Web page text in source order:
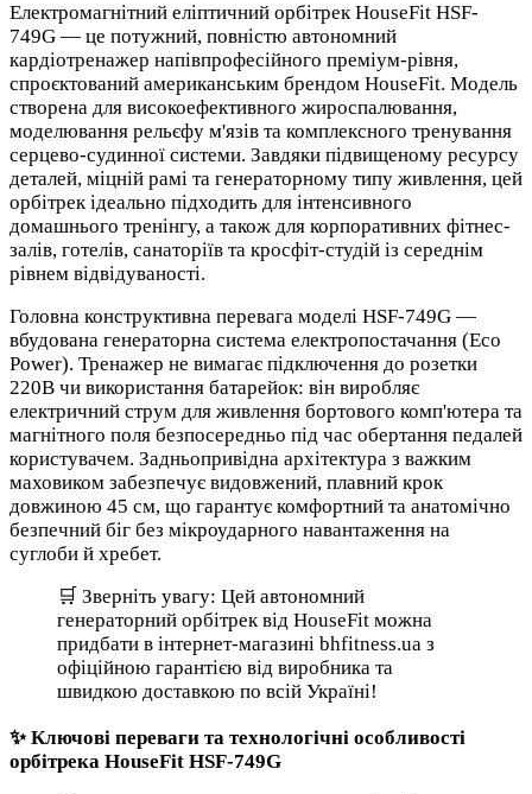
Електромагнітний еліптичний орбітрек HouseFit HSF-
749G — це потужний, повністю автономний
кардіотренажер напівпрофесійного преміум-рівня,
спроєктований американським брендом HouseFit. Модель
створена для високоефективного жироспалювання,
моделювання рельєфу м'язів та комплексного тренування
серцево-судинної системи. Завдяки підвищеному ресурсу
деталей, міцній рамі та генераторному типу живлення, цей
орбітрек ідеально підходить для інтенсивного
домашнього тренінгу, а також для корпоративних фітнес-
залів, готелів, санаторіїв та кросфіт-студій із середнім
рівнем відвідуваності.
Головна конструктивна перевага моделі HSF-749G —
вбудована генераторна система електропостачання (Eco
Power). Тренажер не вимагає підключення до розетки
220В чи використання батарейок: він виробляє
електричний струм для живлення бортового комп'ютера та
магнітного поля безпосередньо під час обертання педалей
користувачем. Задньопривідна архітектура з важким
маховиком забезпечує видовжений, плавний крок
довжиною 45 см, що гарантує комфортний та анатомічно
безпечний біг без мікроударного навантаження на
суглоби й хребет.
🛒 Зверніть увагу: Цей автономний
генераторний орбітрек від HouseFit можна
придбати в інтернет-магазині bhfitness.ua з
офіційною гарантією від виробника та
швидкою доставкою по всій Україні!
✨ Ключові переваги та технологічні особливості
орбітрека HouseFit HSF-749G